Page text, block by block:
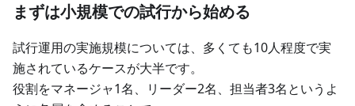
まずは小規模での試行から始める
試行運用の実施規模については、多くても10人程度で実
施されているケースが大半です。
役割をマネージャ1名、リーダー2名、担当者3名というよ